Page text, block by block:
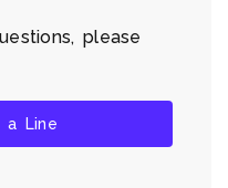
please
a Line